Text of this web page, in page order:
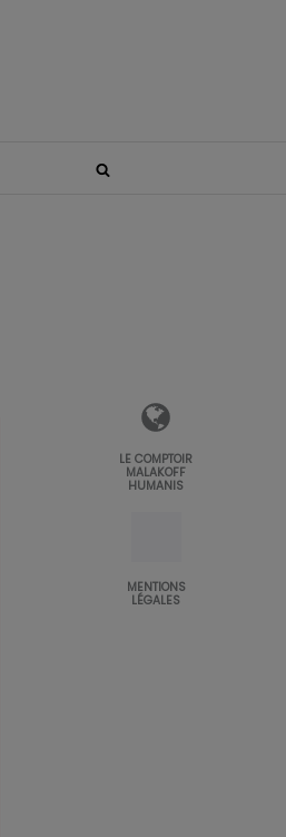
LE COMPTOIR
MALAKOFF
HUMANIS
MENTIONS
LÉGALES